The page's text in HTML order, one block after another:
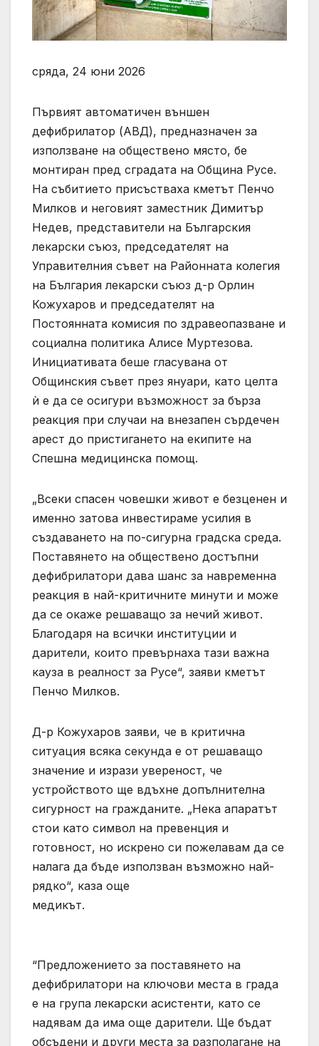
сряда, 24 юни 2026
Първият автоматичен външен
дефибрилатор (АВД), предназначен за
използване на обществено място, бе
монтиран пред сградата на Община Русе.
На събитието присъстваха кметът Пенчо
Милков и неговият заместник Димитър
Недев, представители на Българския
лекарски съюз, председателят на
Управителния съвет на Районната колегия
на България лекарски съюз д-р Орлин
Кожухаров и председателят на
Постоянната комисия по здравеопазване и
социална политика Алисе Муртезова.
Инициативата беше гласувана от
Общинския съвет през януари, като целта
ѝ е да се осигури възможност за бърза
реакция при случаи на внезапен сърдечен
арест до пристигането на екипите на
Спешна медицинска помощ.
„Всеки спасен човешки живот е безценен и
именно затова инвестираме усилия в
създаването на по-сигурна градска среда.
Поставянето на обществено достъпни
дефибрилатори дава шанс за навременна
реакция в най-критичните минути и може
да се окаже решаващо за нечий живот.
Благодаря на всички институции и
дарители, които превърнаха тази важна
кауза в реалност за Русе“, заяви кметът
Пенчо Милков.
Д-р Кожухаров заяви, че в критична
ситуация всяка секунда е от решаващо
значение и изрази увереност, че
устройството ще вдъхне допълнителна
сигурност на гражданите. „Нека апаратът
стои като символ на превенция и
готовност, но искрено си пожелавам да се
налага да бъде използван възможно най-
рядко“, каза още
медикът.
“Предложението за поставянето на
дефибрилатори на ключови места в града
е на група лекарски асистенти, като се
надявам да има още дарители. Ще бъдат
обсъдени и други места за разполагане на